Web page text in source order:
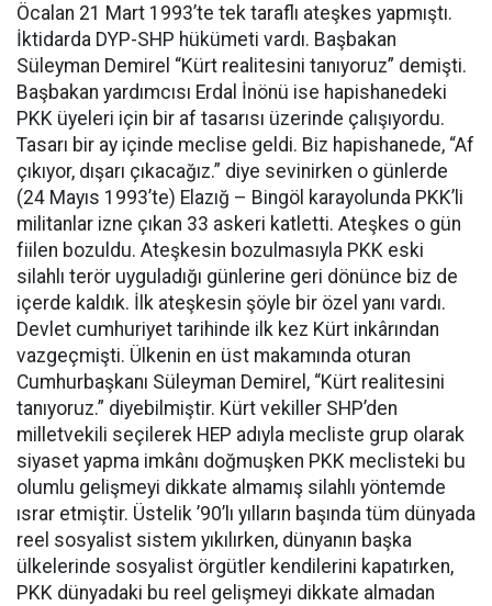
Öcalan 21 Mart 1993’te tek taraflı ateşkes yapmıştı.
İktidarda DYP-SHP hükümeti vardı. Başbakan
Süleyman Demirel “Kürt realitesini tanıyoruz” demişti.
Başbakan yardımcısı Erdal İnönü ise hapishanedeki
PKK üyeleri için bir af tasarısı üzerinde çalışıyordu.
Tasarı bir ay içinde meclise geldi. Biz hapishanede, “Af
çıkıyor, dışarı çıkacağız.” diye sevinirken o günlerde
(24 Mayıs 1993’te) Elazığ – Bingöl karayolunda PKK’li
militanlar izne çıkan 33 askeri katletti. Ateşkes o gün
fiilen bozuldu. Ateşkesin bozulmasıyla PKK eski
silahlı terör uyguladığı günlerine geri dönünce biz de
içerde kaldık. İlk ateşkesin şöyle bir özel yanı vardı.
Devlet cumhuriyet tarihinde ilk kez Kürt inkârından
vazgeçmişti. Ülkenin en üst makamında oturan
Cumhurbaşkanı Süleyman Demirel, “Kürt realitesini
tanıyoruz.” diyebilmiştir. Kürt vekiller SHP’den
milletvekili seçilerek HEP adıyla mecliste grup olarak
siyaset yapma imkânı doğmuşken PKK meclisteki bu
olumlu gelişmeyi dikkate almamış silahlı yöntemde
ısrar etmiştir. Üstelik ’90’lı yılların başında tüm dünyada
reel sosyalist sistem yıkılırken, dünyanın başka
ülkelerinde sosyalist örgütler kendilerini kapatırken,
PKK dünyadaki bu reel gelişmeyi dikkate almadan